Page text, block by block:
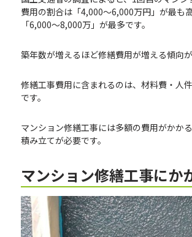
費用の割合は「4,000～6,000万円」が最も
「6,000～8,000万」が最多です。
築年数が増えるほど修繕費用が増える傾向が
修繕工事費用に含まれるのは、材料費・人
です。
マンション修繕工事には多額の費用がかか
積み立てが必要です。
マンション修繕工事にか